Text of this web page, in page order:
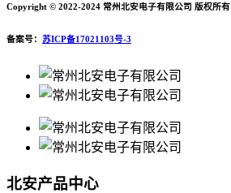
Copyright © 2022-2024 常州北安电子有限公司 版权所有
备案号： 苏ICP备17021103号-3
北安产品中心